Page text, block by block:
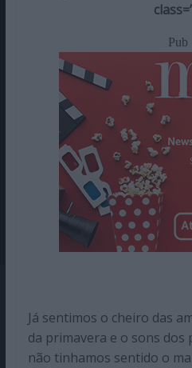
Pub
Já sentimos o cheiro das
da primavera e o sons dos
não tinhamos sentido o